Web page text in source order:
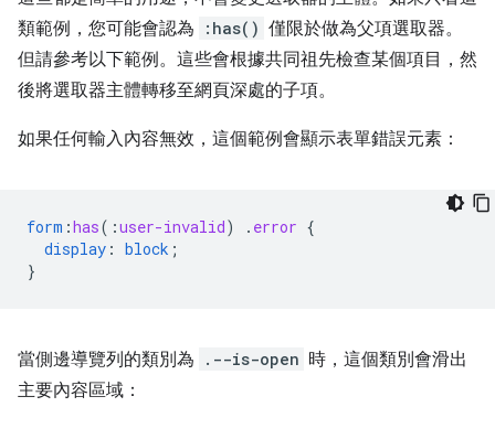
類範例，您可能會認為
:has() 僅限於做為父項選取器。
但請參考以下範例。這些會根據共同祖先檢查某個項目，然
後將選取器主體轉移至網頁深處的子項。
如果任何輸入內容無效，這個範例會顯示表單錯誤元素：
form :has( :user-invalid) . error {
display : block ;
}
當側邊導覽列的類別為 .--is-open 時，這個類別會滑出
主要內容區域：